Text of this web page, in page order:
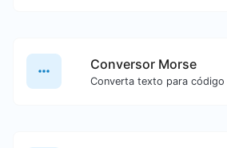
Conversor Morse